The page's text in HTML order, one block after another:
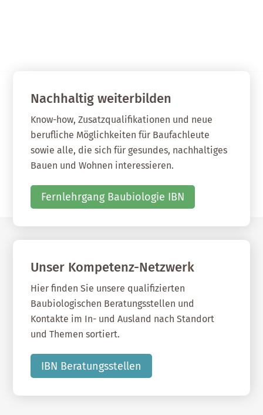
Nachhaltig weiterbilden
Know-how, Zusatzqualifikationen und neue
berufliche Möglichkeiten für Baufachleute
sowie alle, die sich für gesundes, nachhaltiges
Bauen und Wohnen interessieren.
Fernlehrgang Baubiologie IBN
Unser Kompetenz-Netzwerk
Hier finden Sie unsere qualifizierten
Baubiologischen Beratungsstellen und
Kontakte im In- und Ausland nach Standort
und Themen sortiert.
IBN Beratungsstellen